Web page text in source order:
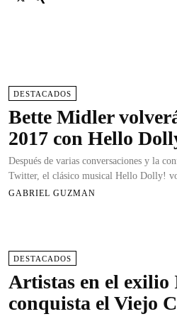
DESTACADOS
Bette Midler
2017 con Hello
Después de varias conversaciones y la
Twitter, el clásico musical Hello Dolly!
GABRIEL GUZMAN
DESTACADOS
Artistas en el
conquista el Viejo